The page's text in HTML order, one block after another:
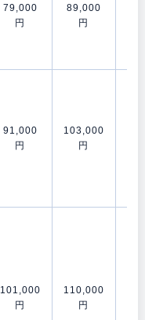
79,000
円
89,000
円
91,000
円
103,000
円
101,000
円
110,000
円